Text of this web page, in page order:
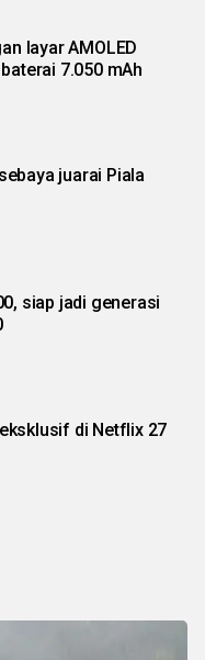
layar AMOLED
7.050 mAh
juarai Piala
siap jadi generasi
di Netflix 27